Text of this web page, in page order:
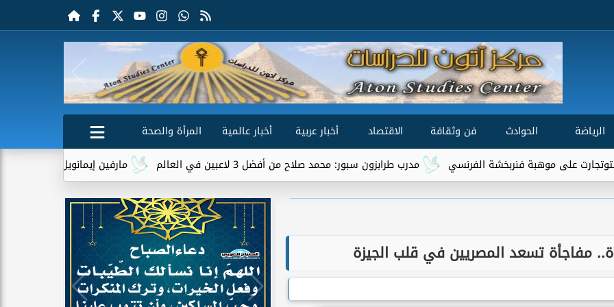
الرياضة الحوادث فن وثقافة الاقتصاد أخبار عربية أخبار عالمية
المرأة والصحة
مارفين إيمانويل.. سائق توصيل وعامل
مدرب طرابزون سبور: محمد صلاح من أفضل 3 لاعبين في العالم فنربخشة الفرنسي
مفاجأة تسعد المصريين في قلب الجيزة